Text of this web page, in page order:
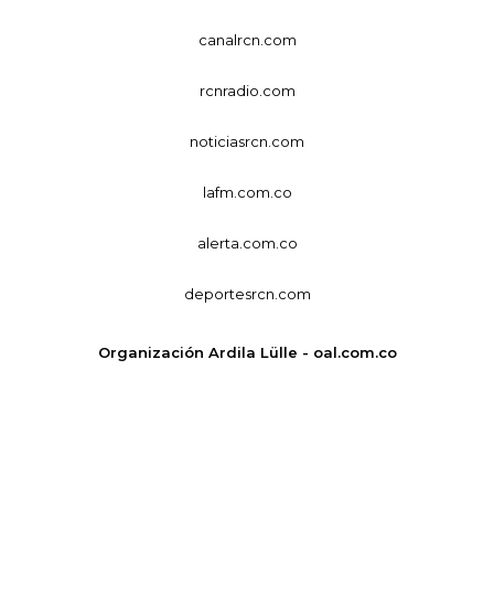
canalrcn.com
rcnradio.com
noticiasrcn.com
lafm.com.co
alerta.com.co
deportesrcn.com
Organización Ardila Lülle - oal.com.co